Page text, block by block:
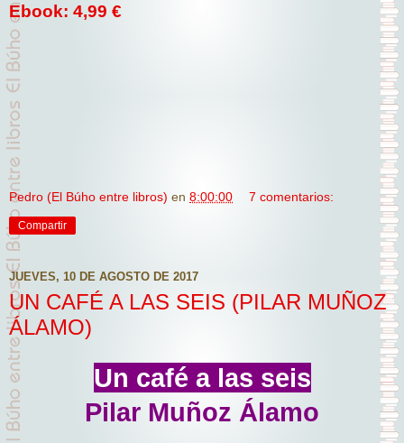
Ebook: 4,99 €
Pedro (El Búho entre libros) en 8:00:00 7 comentarios:
Compartir
JUEVES, 10 DE AGOSTO DE 2017
UN CAFÉ A LAS SEIS (PILAR MUÑOZ
ÁLAMO)
Un café a las seis
Pilar Muñoz Álamo